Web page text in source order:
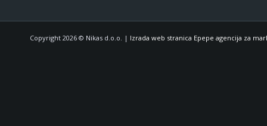
Copyright 2026 © Nikas d.o.o. | Izrada web stranica Epepe agencija za